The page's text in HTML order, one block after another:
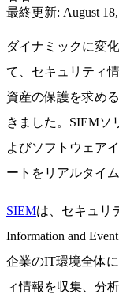
最終更新: August
ダイナミックに変
て、セキュリティ
資産の保護を求め
きました。SIEMソ
よびソフトウェア
ートをリアルタイ
SIEMは、セキュリ
Information and
企業のIT環境全体
ィ情報を収集、分